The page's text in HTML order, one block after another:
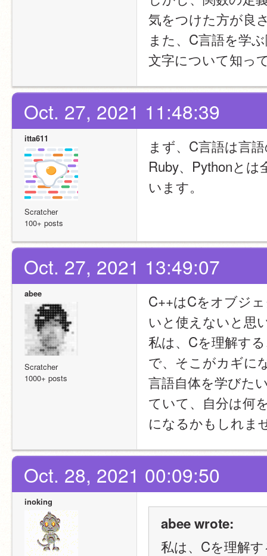
気をつけた方が良
また、C言語を学
文字について知っ
Oct. 27, 2021 11:48:39
itta611
Scratcher
100+ posts
まず、C言語は言
Ruby、Pythonと
います。
Oct. 27, 2021 13:49:07
abee
Scratcher
1000+ posts
C++はCをオブジ
いと使えないと思
私は、Cを理解す
で、そこがカギに
言語自体を学びた
ていて、自分は何
になるかもしれま
Oct. 28, 2021 00:09:50
inoking
abee wrote:
私は、Cを理解